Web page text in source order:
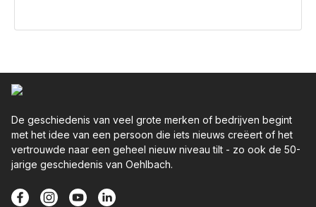
De geschiedenis van veel grote merken of bedrijven begint
met het idee van een persoon die iets nieuws creëert of het
vertrouwde naar een geheel nieuw niveau tilt - zo ook de 50-
jarige geschiedenis van Oehlbach.